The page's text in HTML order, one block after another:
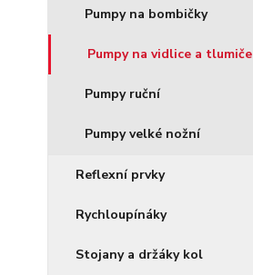
Pumpy na bombičky
Pumpy na vidlice a tlumiče
Pumpy ruční
Pumpy velké nožní
Reflexní prvky
Rychloupínáky
Stojany a držáky kol